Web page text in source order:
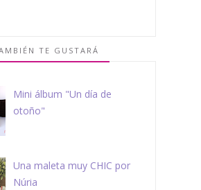
TE GUSTARÁ
Mini álbum "Un día de
otoño"
Una maleta muy CHIC por
Núria